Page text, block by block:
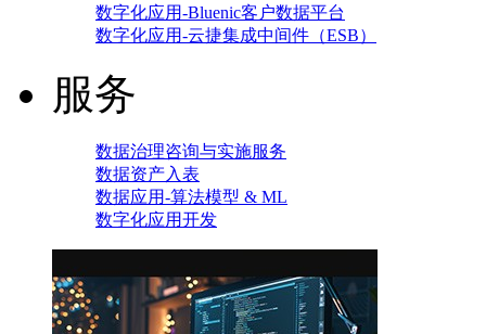
数字化应用-Bluenic客户数据平台
数字化应用-云捷集成中间件（ESB）
服务
数据治理咨询与实施服务
数据资产入表
数据应用-算法模型 & ML
数字化应用开发